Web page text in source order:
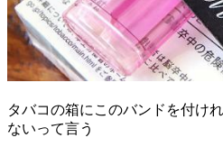
タバコの箱にこのバンドを付け
ないって言う